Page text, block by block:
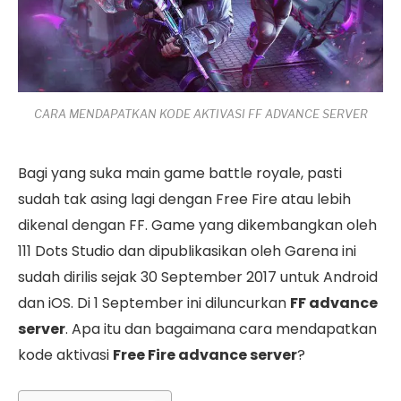
CARA MENDAPATKAN KODE AKTIVASI FF ADVANCE SERVER
Bagi yang suka main game battle royale, pasti
sudah tak asing lagi dengan Free Fire atau lebih
dikenal dengan FF. Game yang dikembangkan oleh
111 Dots Studio dan dipublikasikan oleh Garena ini
sudah dirilis sejak 30 September 2017 untuk Android
dan iOS. Di 1 September ini diluncurkan FF advance
server. Apa itu dan bagaimana cara mendapatkan
kode aktivasi Free Fire advance server?